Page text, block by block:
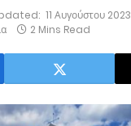
11 Αυγούστου 2023
2 Mins Read